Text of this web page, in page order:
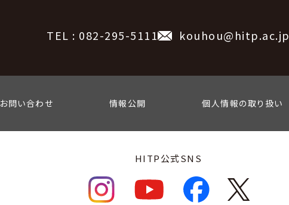
TEL : 082-295-5111 kouhou@hitp.ac.jp
お問い合わせ 情報公開 個人情報の取り扱い
HITP公式SNS